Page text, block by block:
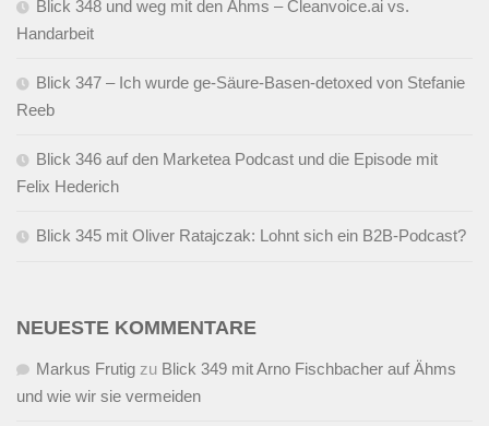
Blick 348 und weg mit den Ähms – Cleanvoice.ai vs.
Handarbeit
Blick 347 – Ich wurde ge-Säure-Basen-detoxed von Stefanie
Reeb
Blick 346 auf den Marketea Podcast und die Episode mit
Felix Hederich
Blick 345 mit Oliver Ratajczak: Lohnt sich ein B2B-Podcast?
NEUESTE KOMMENTARE
Markus Frutig zu Blick 349 mit Arno Fischbacher auf Ähms
und wie wir sie vermeiden